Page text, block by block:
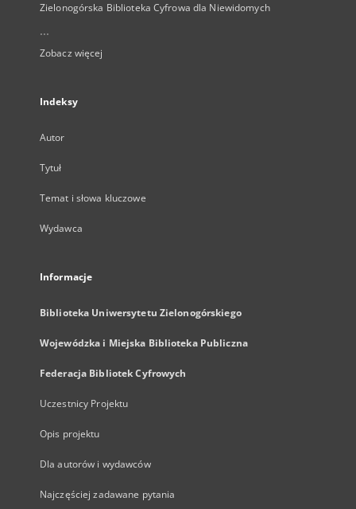
Zielonogórska Biblioteka Cyfrowa dla Niewidomych
...
Zobacz więcej
Indeksy
Autor
Tytuł
Temat i słowa kluczowe
Wydawca
Informacje
Biblioteka Uniwersytetu Zielonogórskiego
Wojewódzka i Miejska Biblioteka Publiczna
Federacja Bibliotek Cyfrowych
Uczestnicy Projektu
Opis projektu
Dla autorów i wydawców
Najczęściej zadawane pytania